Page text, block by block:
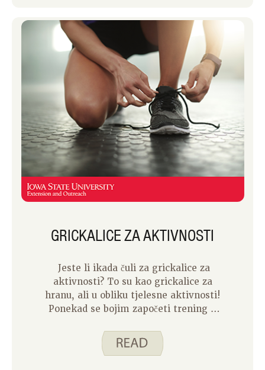
razmišljam o različitim načinima na
koje možemo biti aktivni u našoj kući.
GRICKALICE ZA AKTIVNOSTI
Jeste li ikada čuli za grickalice za
aktivnosti? To su kao grickalice za
hranu, ali u obliku tjelesne aktivnosti!
Ponekad se bojim započeti trening –
želim uložiti komad vremena za
kretanje. Dani mogu postati zauzeti,